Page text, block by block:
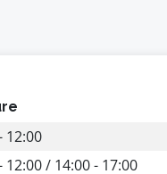
12:00
12:00 / 14:00 - 17:00